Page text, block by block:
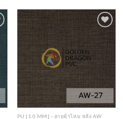
Add to
Wishlist
PU [1.0 MM] - ลายผ้าไหม หลัง AW